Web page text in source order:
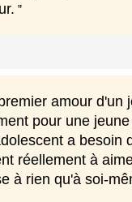
amour d'un
pour une
a besoin
réellement à
à rien qu'à soi-